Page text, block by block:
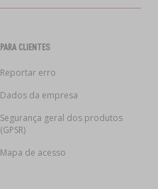
PARA CLIENTES
Reportar erro
Dados da empresa
Segurança geral dos produtos
(GPSR)
Mapa de acesso